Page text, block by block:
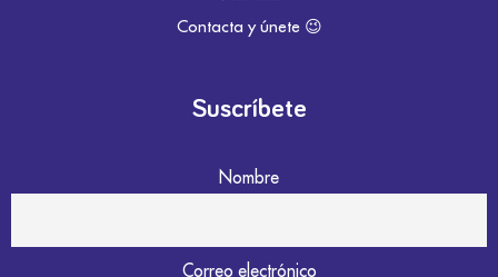
Contacta y únete 😉
Suscríbete
Nombre
Correo electrónico